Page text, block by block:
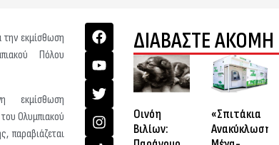
εκμίσθωση
Πόλου
εκμίσθωση
Ολυμπιακού
παραβιάζεται
ΔΙΑΒΑΣΤΕ ΑΚΟΜΗ
Οινόη
Βιλίων:
«Σπιτάκια
Ανακύκλωσης»: